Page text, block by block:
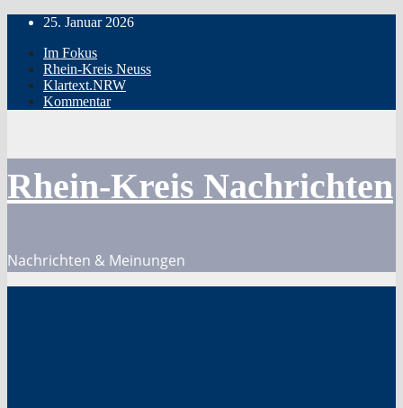
Zum
springen
25. Januar 2026
Im Fokus
Rhein-Kreis Neuss
Klartext.NRW
Kommentar
Rhein-Kreis Nachrichten
Nachrichten & Meinungen